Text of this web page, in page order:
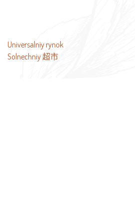
文
章
Universalniy rynok
Solnechniy 超市